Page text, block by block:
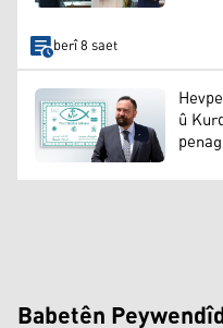
berî 8 saet
û
Babetên